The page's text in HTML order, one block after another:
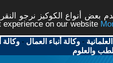
بعض أنواع الكوكيز نرجو
on our website
-وكالة أنباء العمال -وكالة
والعلوم